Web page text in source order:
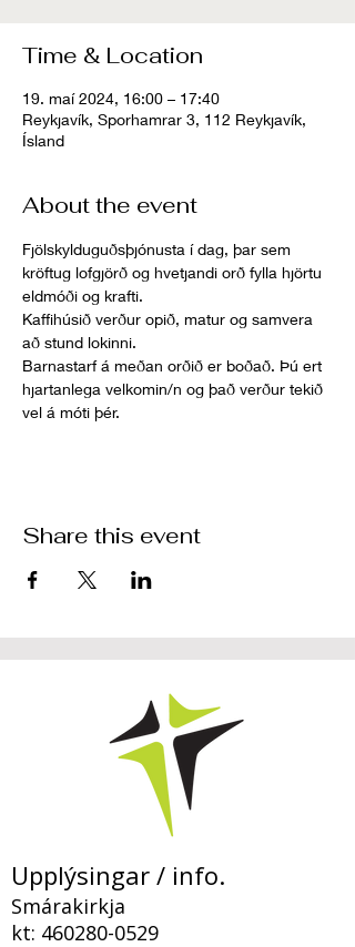
Time & Location
19. maí 2024, 16:00 – 17:40
Reykjavík, Sporhamrar 3, 112 Reykjavík,
Ísland
About the event
Fjölskylduguðsþjónusta í dag, þar sem
kröftug lofgjörð og hvetjandi orð fylla hjörtu
eldmóði og krafti.
Kaffihúsið verður opið, matur og samvera
að stund lokinni.
Barnastarf á meðan orðið er boðað. Þú ert
hjartanlega velkomin/n og það verður tekið
vel á móti þér.
Share this event
Upplýsingar / info.
Smárakirkja
kt: 460280-0529